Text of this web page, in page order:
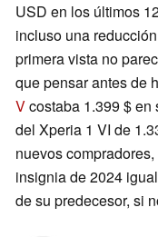
USD en los últimos
incluso una
primera vista no
que pensar antes de
Vcostaba 1.399 $
del Xperia 1 VI de
nuevos
insignia de 2024
de su predecesor, si